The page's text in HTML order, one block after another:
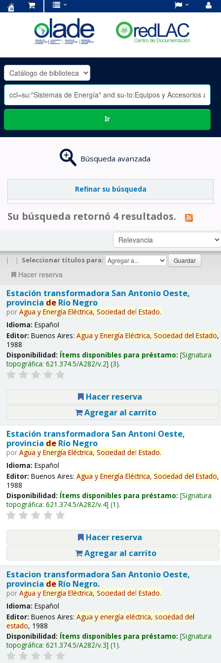
OLADE
-
Ir
Búsqueda avanzada
Refinar su búsqueda
Su búsqueda retornó 4 resultados.
| | Seleccionar títulos para:
Hacer reserva
Estación transformadora San Antonio Oeste,
provincia deRío Negro
por Agua y Energía Eléctrica, Sociedad del Estado.
Idioma: Español
Editor: Buenos Aires: Agua y Energía Eléctrica, Sociedad del Estado,
1988
Disponibilidad: Ítems disponibles para préstamo: Signatura
topográfica: 621.374.5/A282/v.2 (3).
Hacer reserva
Agregar al carrito
Estación transformadora San Antoni Oeste,
provincia deRío Negro
por Agua y Energía Eléctrica, Sociedad del Estado.
Idioma: Español
Editor: Buenos Aires: Agua y Energía Eléctrica, Sociedad del Estado,
1988
Disponibilidad: Ítems disponibles para préstamo: Signatura
topográfica: 621.374.5/A282/v.4 (1).
Hacer reserva
Agregar al carrito
Estacion transformadora San Antonio Oeste,
provincia deRío Negro.
por Agua y Energía Eléctrica, Sociedad del Estado.
Idioma: Español
Editor: Buenos Aires: Agua y energía eléctrica, sociedad del
estado, 1988
Disponibilidad: Ítems disponibles para préstamo: Signatura
topográfica: 621.374.5/A282/v.3 (1).